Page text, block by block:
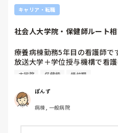
ご家庭がある方は両立が難しい
私は独身でした）。
お子さんがいない方で構成され
年齢的に長く続けるのが難しい
ライフプランによっては成り立
将来的に結婚・妊娠・出産・育
のあたりも踏まえて検討してい
今は美容業界自体が飽和状態で
ので、
就職すること自体をよくよく
キャリア・転職
社会人大学院・保健師ルート
療養病棟勤務5年目の看護師で
放送大学＋学位授与機構で看護
ています。
認知症患者への非薬物的ケア
大学院 保健師 慢性期
ぽんず
病棟, 一般病院